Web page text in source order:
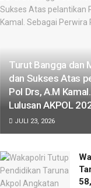
Turut Bangga dan
dan Sukses Atas
Pol Drs, A.M
Lulusan AKPOL
JULI 23, 2026